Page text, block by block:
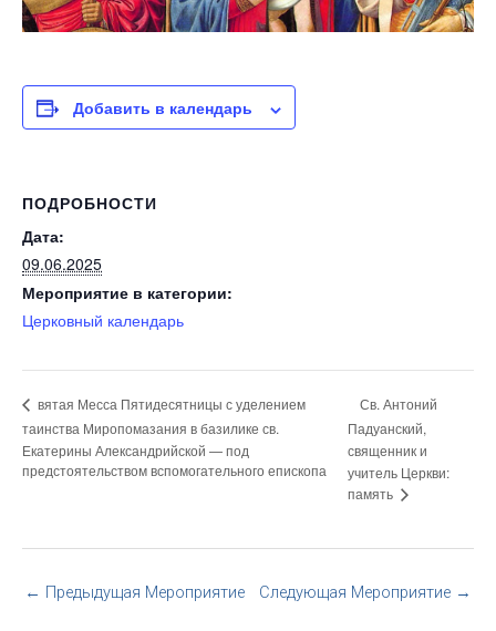
Добавить в календарь
ПОДРОБНОСТИ
Дата:
09.06.2025
Мероприятие в категории:
Церковный календарь
вятая Месса Пятидесятницы с уделением
таинства Миропомазания в базилике св.
Екатерины Александрийской — под
предстоятельством вспомогательного епископа
Св. Антоний
Падуанский,
священник и
учитель Церкви:
память
← Предыдущая Мероприятие Следующая Мероприятие →